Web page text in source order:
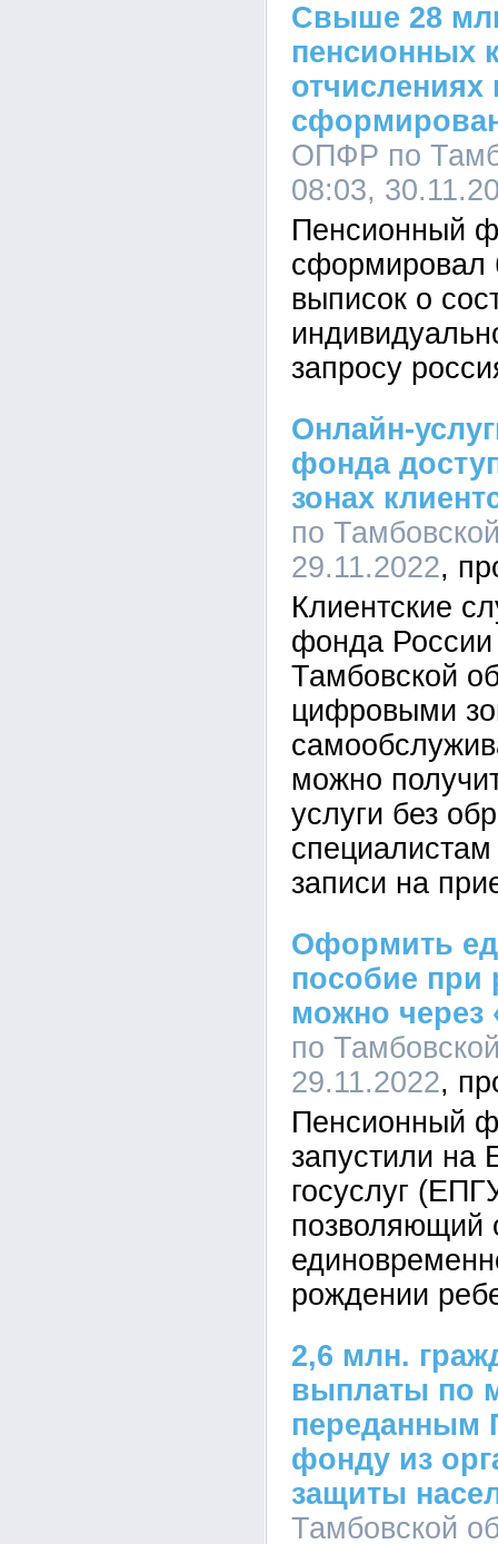
Свыше 28
пенсионных
ОПФР по
08:03,
Пенсионный
сформировал
выписок о
запросу
Онлайн-
фонда
зонах
по
29.11.2022
Клиентские
фонда
Тамбовской
цифровыми
можно
услуги без
записи на
Оформить
пособие при
можно через
по
29.11.2022
Пенсионный
запустили на
госуслуг
позволяющий
рождении
2,6 млн.
выплаты по
переданным
фонду из
защиты
Тамбовской